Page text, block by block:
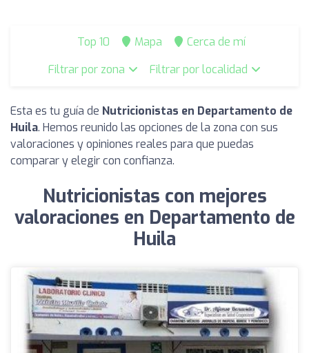
Top 10 Mapa
Cerca de mí
Filtrar por zona
Filtrar por localidad
Esta es tu guía de Nutricionistas en Departamento de
Huila. Hemos reunido las opciones de la zona con sus
valoraciones y opiniones reales para que puedas
comparar y elegir con confianza.
Nutricionistas con mejores
valoraciones en Departamento de
Huila